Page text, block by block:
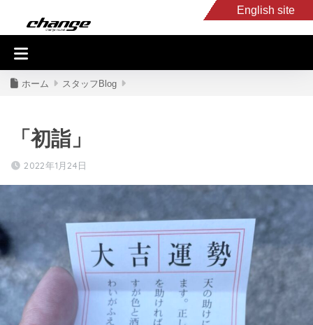
English site
入庫車情報
ホーム スタッフBlog
「初詣」
2022年1月24日